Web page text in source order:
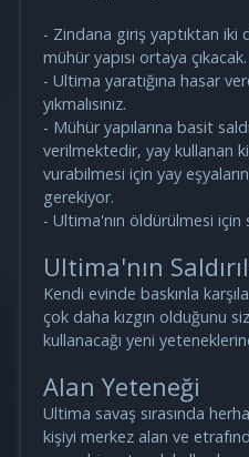
- Zindana giriş yaptıktan iki
mühür yapısı ortaya çıkacak.
- Ultima yaratığına hasar
yıkmalısınız.
- Mühür yapılarına basit
verilmektedir, yay kullanan
vurabilmesi için yay
gerekiyor.
- Ultima'nın öldürülmesi için
Ultima'nın
Kendi evinde baskınla
çok daha kızgın olduğunu
kullanacağı yeni
Alan Yeteneği
Ultima savaş sırasında
kişiyi merkez alan ve